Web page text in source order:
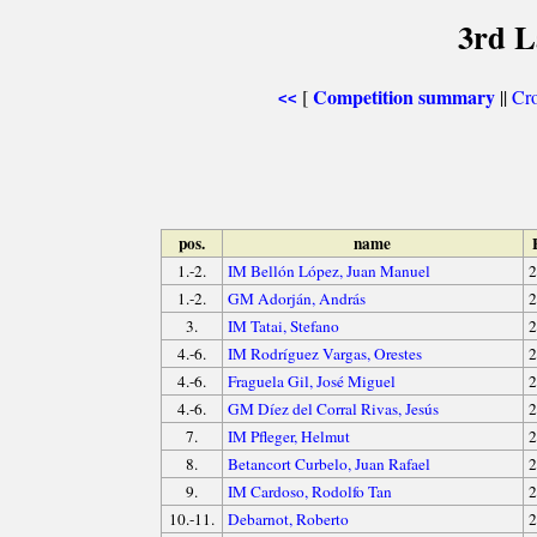
3rd
<< [Competition summary ||
pos. name
1.-2. IM Bellón López, Juan Manuel
1.-2.
GM Adorján, András
3.
IM Tatai, Stefano
4.-6.
IM Rodríguez Vargas, Orestes
4.-6.
Fraguela Gil, José Miguel
4.-6.
GM Díez del Corral Rivas, Jesús
7.
IM Pfleger, Helmut
8.
Betancort Curbelo, Juan Rafael
9.
IM Cardoso, Rodolfo Tan
10.-11.
Debarnot, Roberto